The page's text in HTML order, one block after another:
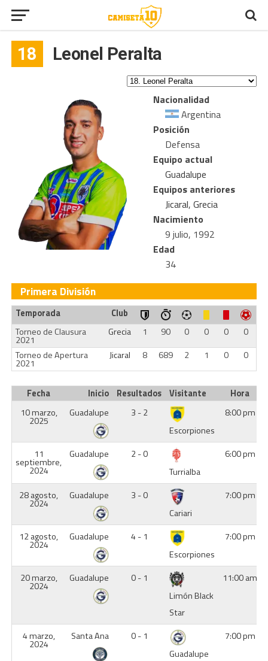
18 Leonel Peralta
Nacionalidad
Argentina
Posición
Defensa
Equipo actual
Guadalupe
Equipos anteriores
Jicaral, Grecia
Nacimiento
9 julio, 1992
Edad
34
Primera División
Temporada
Club
Torneo de Clausura
2021
Grecia 1 90 0 0 0
0
Torneo de Apertura
2021
Jicaral 8 689 2 1 0 0
Fecha Inicio Resultados Visitante
Hora
10 marzo,
2025
Guadalupe
3 - 2
Escorpiones
8:00 pm
11
septiembre,
2024
Guadalupe
2 - 0
Turrialba
6:00 pm
28 agosto,
2024
Guadalupe
3 - 0
Cariari
7:00 pm
12 agosto,
2024
Guadalupe
4 - 1
Escorpiones
7:00 pm
20 marzo,
2024
Guadalupe
0 - 1
Limón Black
Star
11:00 am
4 marzo,
2024
Santa Ana
0 - 1
Guadalupe
7:00 pm